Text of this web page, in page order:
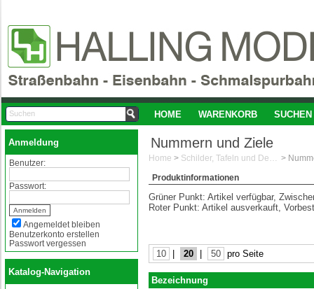
HOME WARENKORB SUCHEN
Anmeldung
Benutzer:
Passwort:
Angemeldet bleiben
Benutzerkonto erstellen
Passwort vergessen
Katalog-Navigation
Nummern und Ziele
Home > Schilder, Tafeln und Decals 1:87/H0 >
Produktinformationen
Grüner Punkt: Artikel verfügbar,
Roter Punkt: Artikel ausverkauft,
10 20 50 pro Seite
Bezeichnung